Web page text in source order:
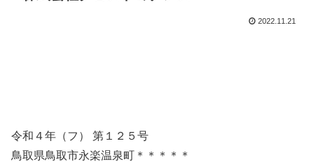
2022.11.21
令和４年（フ） 第１２５号
鳥取県鳥取市永楽温泉町＊＊＊＊＊